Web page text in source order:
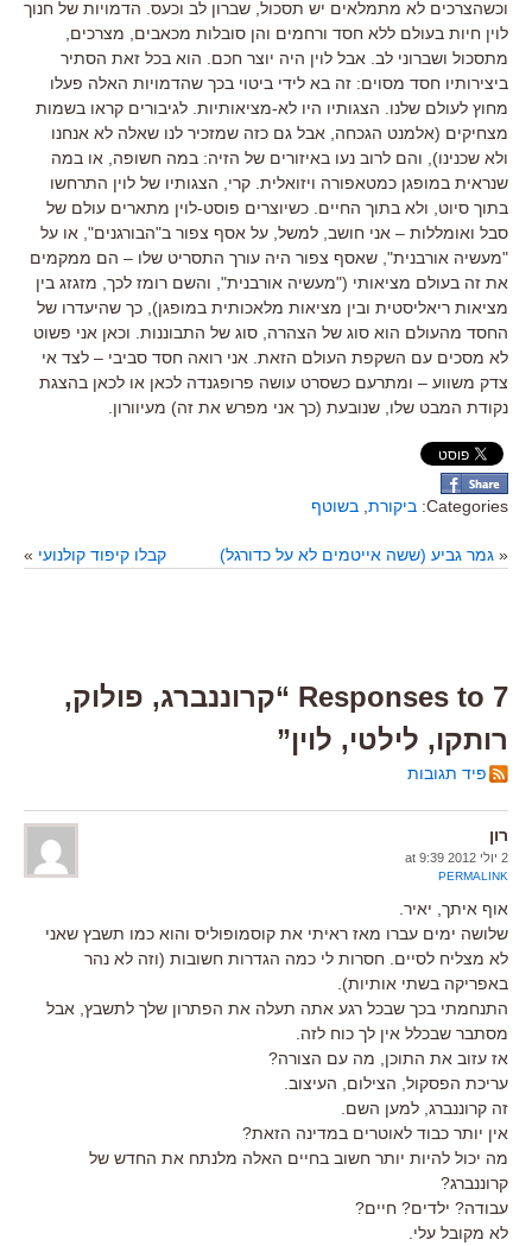
וכשהצרכים לא מתמלאים יש תסכול, שברון לב וכעס. הדמויות של חנוך
לוין חיות בעולם ללא חסד ורחמים והן סובלות מכאבים, מצרכים,
מתסכול ושברוני לב. אבל לוין היה יוצר חכם. הוא בכל זאת הסתיר
ביצירותיו חסד מסוים: זה בא לידי ביטוי בכך שהדמויות האלה פעלו
מחוץ לעולם שלנו. הצגותיו היו לא-מציאותיות. לגיבורים קראו בשמות
מצחיקים (אלמנט הגכחה, אבל גם כזה שמזכיר לנו שאלה לא אנחנו
ולא שכנינו), והם לרוב נעו באיזורים של הזיה: במה חשופה, או במה
שנראית במופגן כמטאפורה ויזואלית. קרי, הצגותיו של לוין התרחשו
בתוך סיוט, ולא בתוך החיים. כשיוצרים פוסט-לוין מתארים עולם של
סבל ואומללות – אני חושב, למשל, על אסף צפור ב"הבורגנים", או על
"מעשיה אורבנית", שאסף צפור היה עורך התסריט שלו – הם ממקמים
את זה בעולם מציאותי ("מעשיה אורבנית", והשם רומז לכך, מזגזג בין
מציאות ריאליסטית ובין מציאות מלאכותית במופגן), כך שהיעדרו של
החסד מהעולם הוא סוג של הצהרה, סוג של התבוננות. וכאן אני פשוט
לא מסכים עם השקפת העולם הזאת. אני רואה חסד סביבי – לצד אי
צדק משווע – ומתרעם כשסרט עושה פרופגנדה לכאן או לכאן בהצגת
נקודת המבט שלו, שנובעת (כך אני מפרש את זה) מעיוורון.
Categories: ביקורת בשוטף
« גמר גביע (ששה אייטמים לא על כדורגל) קבלו קיפוד קולנועי »
7 Responses to “קרוננברג, פולוק,
רותקו, לילטי, לוין”
פיד תגובות
רון
2 יולי 2012 at 9:39
PERMALINK
אוף איתך, יאיר.
שלושה ימים עברו מאז ראיתי את קוסמופוליס והוא כמו תשבץ שאני
לא מצליח לסיים. חסרות לי כמה הגדרות חשובות (וזה לא נהר
באפריקה בשתי אותיות).
התנחמתי בכך שבכל רגע אתה תעלה את הפתרון שלך לתשבץ, אבל
מסתבר שבכלל אין לך כוח לזה.
אז עזוב את התוכן, מה עם הצורה?
עריכת הפסקול, הצילום, העיצוב.
זה קרוננברג, למען השם.
אין יותר כבוד לאוטרים במדינה הזאת?
מה יכול להיות יותר חשוב בחיים האלה מלנתח את החדש של
קרוננברג?
עבודה? ילדים? חיים?
לא מקובל עלי.